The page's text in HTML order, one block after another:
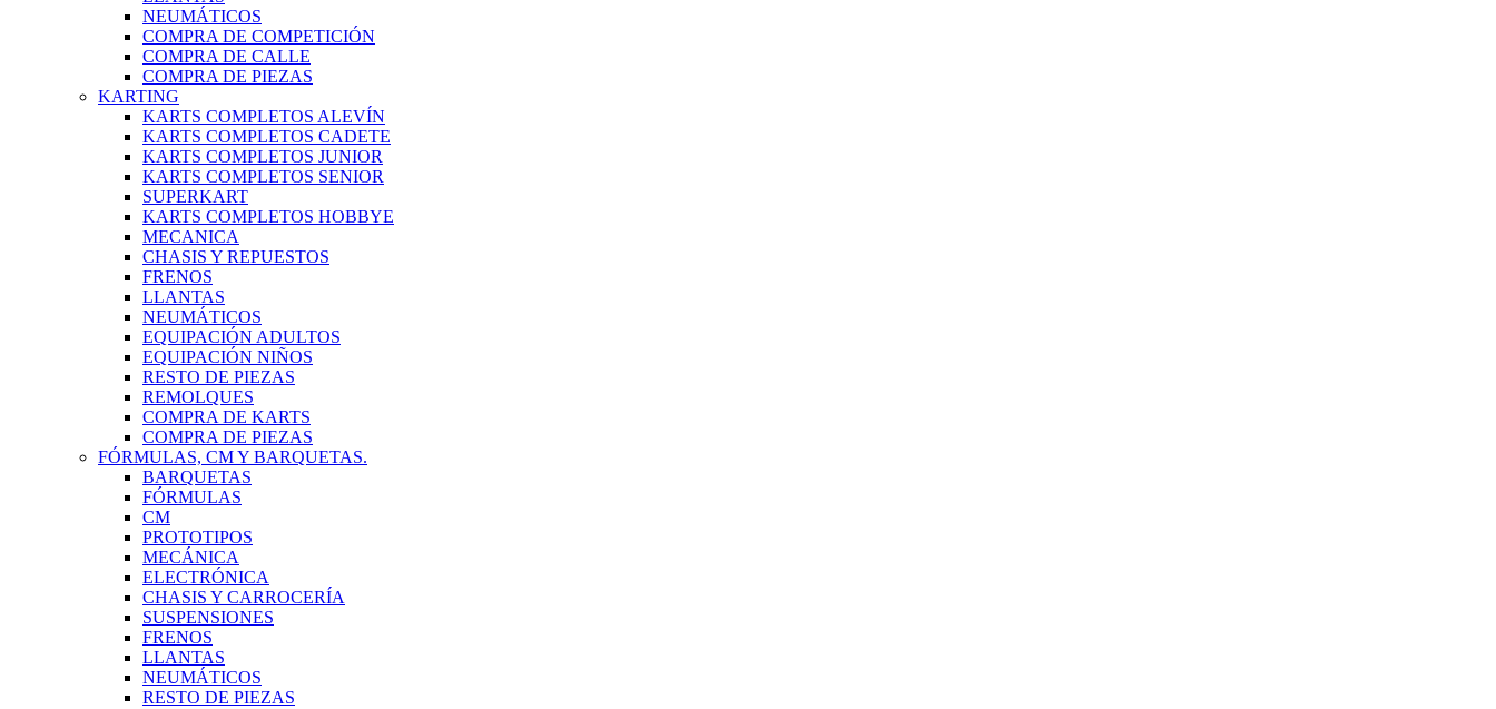
NEUMÁTICOS
COMPRA DE COMPETICIÓN
COMPRA DE CALLE
COMPRA DE PIEZAS
KARTING
KARTS COMPLETOS ALEVÍN
KARTS COMPLETOS CADETE
KARTS COMPLETOS JUNIOR
KARTS COMPLETOS SENIOR
SUPERKART
KARTS COMPLETOS HOBBYE
MECANICA
CHASIS Y REPUESTOS
FRENOS
LLANTAS
NEUMÁTICOS
EQUIPACIÓN ADULTOS
EQUIPACIÓN NIÑOS
RESTO DE PIEZAS
REMOLQUES
COMPRA DE KARTS
COMPRA DE PIEZAS
FÓRMULAS, CM Y BARQUETAS.
BARQUETAS
FÓRMULAS
CM
PROTOTIPOS
MECÁNICA
ELECTRÓNICA
CHASIS Y CARROCERÍA
SUSPENSIONES
FRENOS
LLANTAS
NEUMÁTICOS
RESTO DE PIEZAS